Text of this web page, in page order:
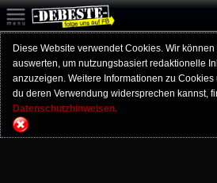
Diese Website verwendet Cookies. Wir
auswerten, um nutzungsbasiert redaktionelle
anzuzeigen. Weitere Informationen zu
du deren Verwendung widersprechen kannst,
Datenschutzhinweisen.